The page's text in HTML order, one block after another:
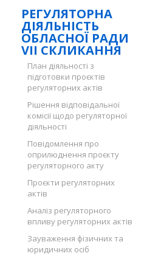
РЕГУЛЯТОРНА
ДІЯЛЬНІСТЬ
ОБЛАСНОЇ РАДИ
VII СКЛИКАННЯ
План діяльності з
підготовки проєктів
регуляторних актів
Рішення відповідальної
комісії щодо регуляторної
діяльності
Повідомлення про
оприлюднення проєкту
регуляторного акту
Проєкти регуляторних
актів
Аналіз регуляторного
впливу регуляторних актів
Зауваження фізичних та
юридичних осіб